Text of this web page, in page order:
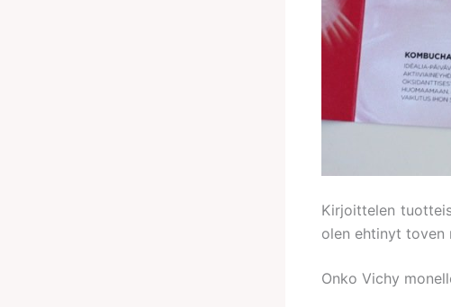
Kirjoittelen
olen ehtinyt toven
Onko Vichy